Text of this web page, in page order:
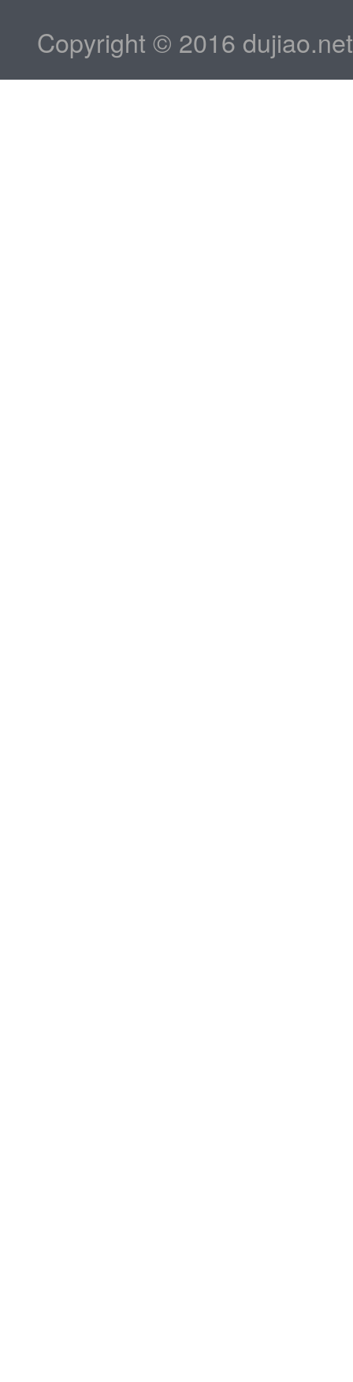
Copyright © 2016